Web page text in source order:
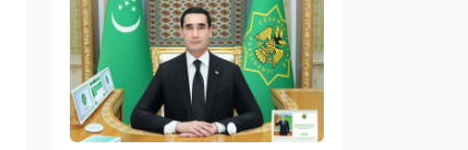
baş­ly­gy­ny ka­bul et­di